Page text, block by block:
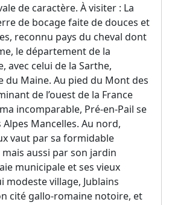
de caractère. À visiter : La
de bocage faite de douces et
reconnu pays du cheval dont
le département de la
avec celui de la Sarthe,
du Maine. Au pied du Mont des
de l’ouest de la France
incomparable, Pré-en-Pail se
Alpes Mancelles. Au nord,
vaut par sa formidable
aussi par son jardin
municipale et ses vieux
modeste village, Jublains
cité gallo-romaine notoire, et